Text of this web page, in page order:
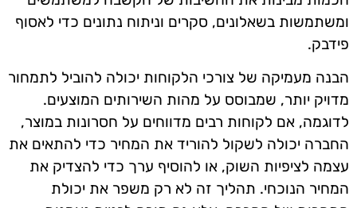
ומשתמשות בשאלונים, סקרים וניתוח נתונים כדי לאסוף
פידבק.
הבנה מעמיקה של צורכי הלקוחות יכולה להוביל לתמחור
מדויק יותר, שמבוסס על מהות השירותים המוצעים.
לדוגמה, אם לקוחות רבים מדווחים על חסרונות במוצר,
החברה יכולה לשקול להוריד את המחיר כדי להתאים את
עצמה לציפיות השוק, או להוסיף ערך כדי להצדיק את
המחיר הנוכחי. תהליך זה לא רק משפר את יכולת